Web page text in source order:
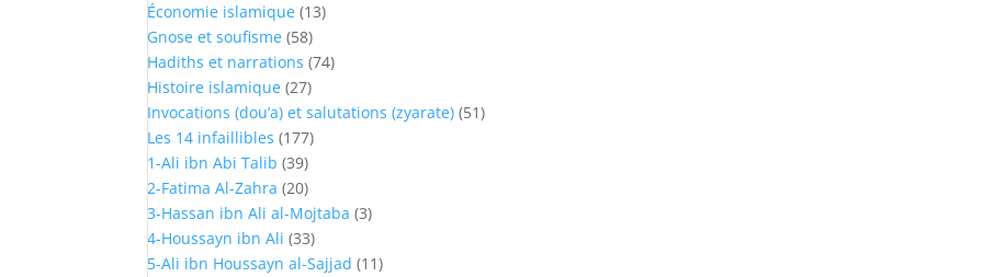
Économie islamique (13)
Gnose et soufisme (58)
Hadiths et narrations (74)
Histoire islamique (27)
Invocations (dou’a) et salutations (zyarate) (51)
Les 14 infaillibles (177)
1-Ali ibn Abi Talib (39)
2-Fatima Al-Zahra (20)
3-Hassan ibn Ali al-Mojtaba (3)
4-Houssayn ibn Ali (33)
5-Ali ibn Houssayn al-Sajjad (11)